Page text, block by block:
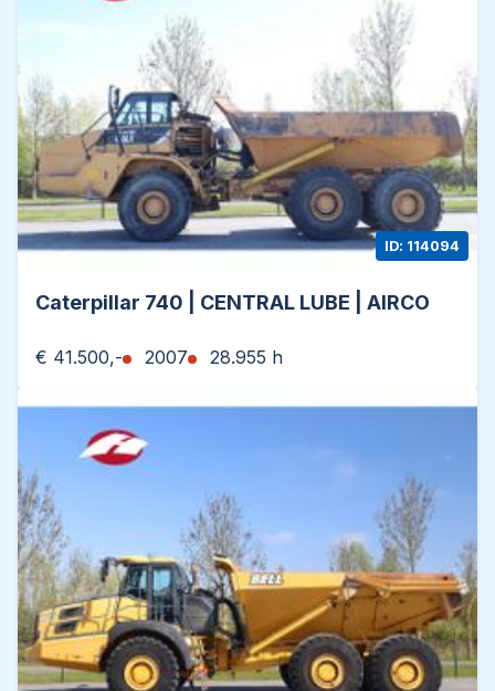
180-degree rotating dumper
180-degree rotating seat
LED working lights
Rubber tracks
ROPS
Cabin heater
Description:
Brand new Messersi TC350D. This machine has
Of course, we have more pictures and
to helping you.
Worldwide delivery is possible!
For more information, please contact
Office: 0031-527246140
E-mail: info@hulleman.com
Web: www.hulleman.com
Hulleman Trucks & Machinery B.V.
D.P.A. Weeversstraat 2
8316 GG Marknesse – Holland
Caterpillar 740 | CENTRAL LUBE | AIRCO
€ 41.500,- 2007 28.955 h
ID: 114094